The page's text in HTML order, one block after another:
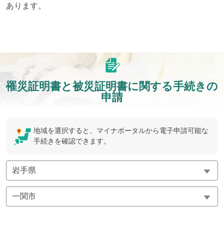
あります。
罹災証明書と被災証明書に関する手続きの
申請
地域を選択すると、マイナポータルから電子申請可能な
手続きを確認できます。